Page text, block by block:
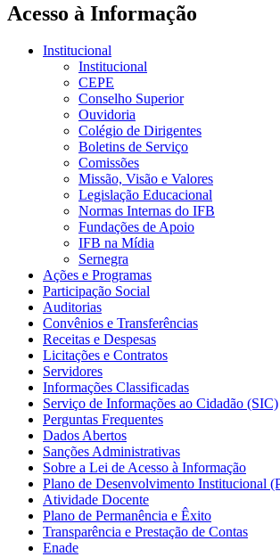
Acesso à Informação
Institucional
Institucional
CEPE
Conselho Superior
Ouvidoria
Colégio de Dirigentes
Boletins de Serviço
Comissões
Missão, Visão e Valores
Legislação Educacional
Normas Internas do IFB
Fundações de Apoio
IFB na Mídia
Sernegra
Ações e Programas
Participação Social
Auditorias
Convênios e Transferências
Receitas e Despesas
Licitações e Contratos
Servidores
Informações Classificadas
Serviço de Informações ao Cidadão (SIC)
Perguntas Frequentes
Dados Abertos
Sanções Administrativas
Sobre a Lei de Acesso à Informação
Plano de Desenvolvimento Institucional
Atividade Docente
Plano de Permanência e Êxito
Transparência e Prestação de Contas
Enade